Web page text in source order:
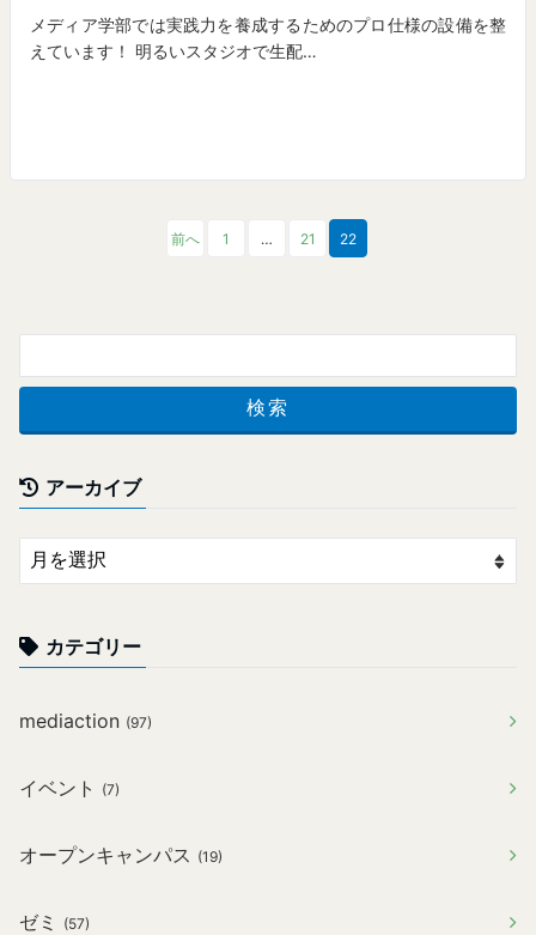
メディア学部では実践力を養成するためのプロ仕様の設備を整
えています！ 明るいスタジオで生配…
前へ 1 … 21 22
アーカイブ
カテゴリー
mediaction (97)
イベント (7)
オープンキャンパス (19)
ゼミ (57)